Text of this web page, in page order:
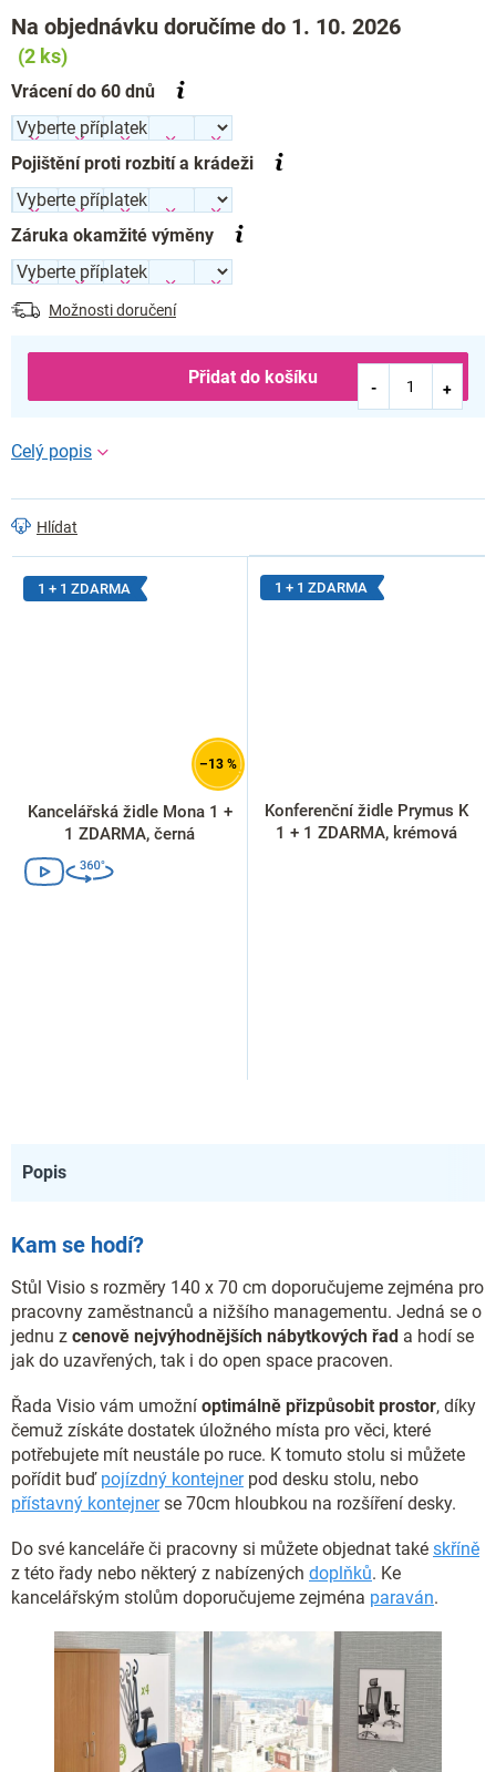
Na objednávku doručíme do 1. 10. 2026
(2 ks)
Vrácení do 60 dnů
Pojištění proti rozbití a krádeži
Záruka okamžité výměny
Možnosti doručení
Přidat do košíku
Hlídat
1 + 1 ZDARMA
–13 %
Kancelářská židle Mona 1 +
1 ZDARMA, černá
1 + 1 ZDARMA
Konferenční židle Prymus K
1 + 1 ZDARMA, krémová
Popis
Kam se hodí?
Stůl Visio s rozměry 140 x 70 cm doporučujeme zejména pro
pracovny zaměstnanců a nižšího managementu. Jedná se o
jednu z cenově nejvýhodnějších nábytkových řad a hodí se
jak do uzavřených, tak i do open space pracoven.
Řada Visio vám umožní optimálně přizpůsobit prostor, díky
čemuž získáte dostatek úložného místa pro věci, které
potřebujete mít neustále po ruce. K tomuto stolu si můžete
pořídit buď pojízdný kontejnerpod desku stolu, nebo
přístavný kontejnerse 70cm hloubkou na rozšíření desky.
Do své kanceláře či pracovny si můžete objednat také skříně
z této řady nebo některý z nabízených doplňků. Ke
kancelářským stolům doporučujeme zejména paraván.